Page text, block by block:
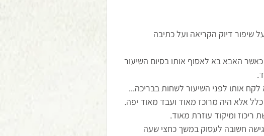
שיפור דיוק הקריאה ועל כתיבה
האבא בא לאסוף אותו בסיום השיעור
אותו לפני השיעור לשחות בבריכה...
אלא היה מרוכז מאוד ועבד מאוד יפה.
ריכוז ומיקוד עוזרת מאוד.
חשובה לעסוק במשך כחצי שעה